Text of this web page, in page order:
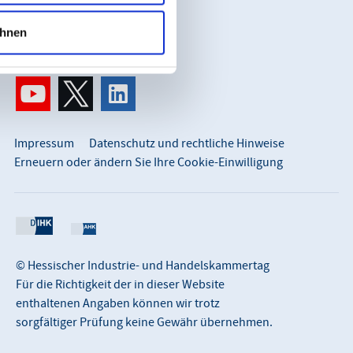
0611 360 115-0
© Hessischer Industrie- und Handelskammertag
Für die Richtigkeit der in dieser Website
enthaltenen Angaben können wir trotz
sorgfältiger Prüfung keine Gewähr übernehmen.
Impressum
Datenschutz und rechtliche Hinweise
Erneuern oder ändern Sie Ihre Cookie-Einwilligung